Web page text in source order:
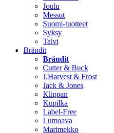
Joulu
Messut
Suomi-tuotteet
Syksy
Talvi
Brändit
Brändit
Cutter & Buck
J.Harvest & Frost
Jack & Jones
Klippan
Kupilka
Label-Free
Lumoava
Marimekko